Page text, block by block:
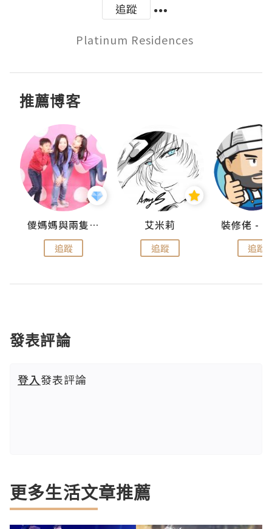
追蹤
Platinum Residences
推薦博客
儍媽媽與兩隻小魔怪之家
追蹤
艾米莉
追蹤 追蹤
發表評論
登入發表評論
更多生活文章推薦